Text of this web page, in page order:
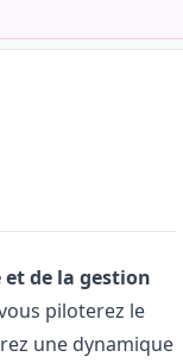
de la gestion
piloterez le
une dynamique